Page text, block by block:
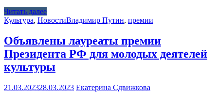
Читать далее
Культура, НовостиВладимир Путин, премии
Объявлены лауреаты премии
Президента РФ для молодых деятелей
культуры
21.03.202328.03.2023 Екатерина Сдвижкова